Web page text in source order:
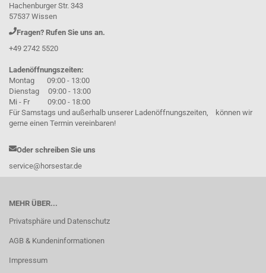
Hachenburger Str. 343
57537 Wissen
Fragen? Rufen Sie uns an.
+49 2742 5520
Ladenöffnungszeiten:
Montag 09:00 - 13:00
Dienstag 09:00 - 13:00
Mi - Fr 09:00 - 18:00
Für Samstags und außerhalb unserer Ladenöffnungszeiten, können wir
gerne einen Termin vereinbaren!
Oder schreiben Sie uns
service@horsestar.de
MEHR ÜBER...
Privatsphäre und Datenschutz
AGB & Kundeninformationen
Impressum